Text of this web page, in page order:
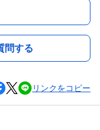
問する
リンクをコピー